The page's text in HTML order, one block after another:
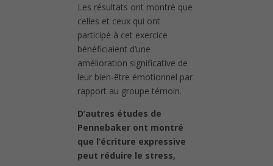
Les résultats ont montré que
celles et ceux qui ont
participé à cet exercice
bénéficiaient d’une
amélioration significative de
leur bien-être émotionnel par
rapport au groupe témoin.
D’autres études de
Pennebaker ont montré
que l’écriture expressive
peut réduire le stress,